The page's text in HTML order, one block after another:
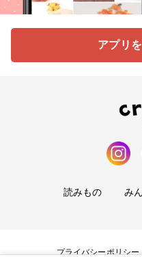
アプリ
読みもの み
プライバシーポリシー